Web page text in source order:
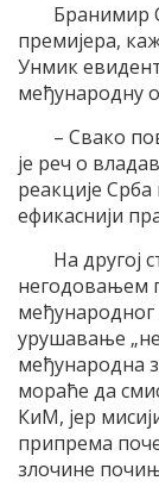
Бранимир
премијера,
Унмик
међународну
– Свако
је реч о
реакције
ефикаснији
На другој
негодовањем
урушавање
међународна
мораће да
КиМ, јер
припрема
злочине